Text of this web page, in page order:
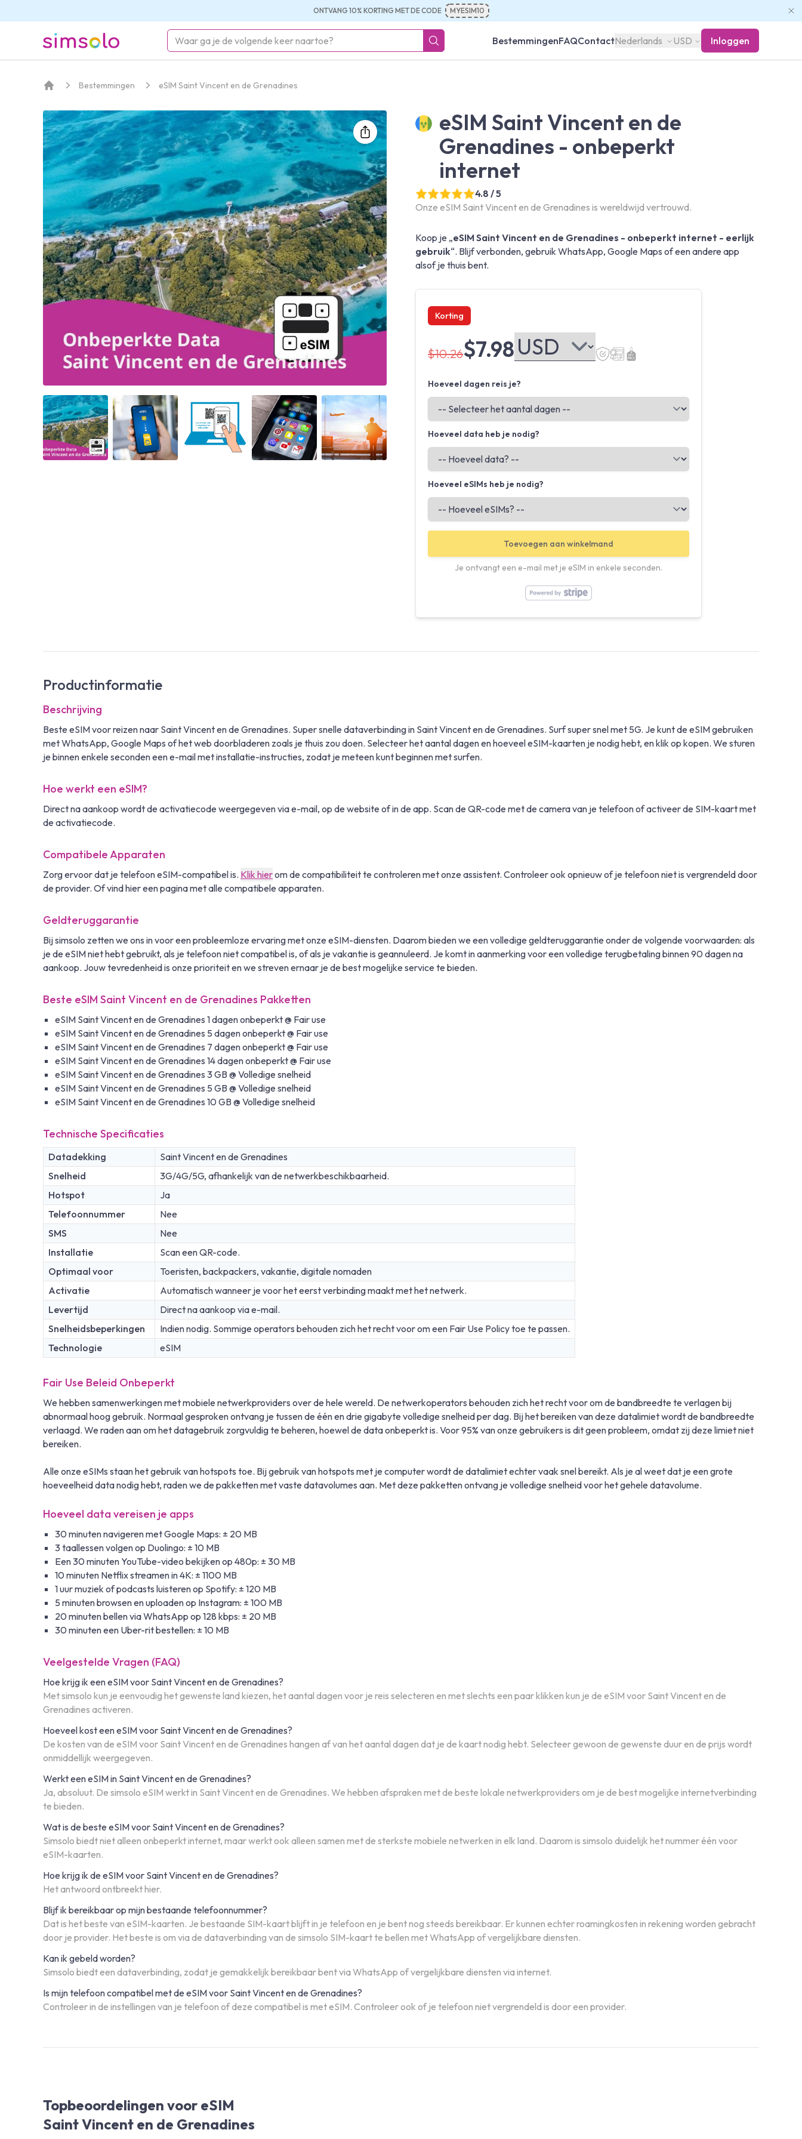
ONTVANG 10% KORTING MET DE CODE MYESIM10
simsolo BestemmingenFAQContactNederlands USD Inloggen
Bestemmingen eSIM Saint Vincent en de Grenadines
Angled view Angled view Angled view Angled view Angled view
eSIM Saint Vincent en de
Grenadines - onbeperkt
internet
4.8 / 5
Onze eSIM Saint Vincent en de Grenadines is wereldwijd vertrouwd.
Koop je „eSIM Saint Vincent en de Grenadines - onbeperkt internet - eerlijk
gebruik“. Blijf verbonden, gebruik WhatsApp, Google Maps of een andere app
alsof je thuis bent.
Korting
$10.26$7.98
Hoeveel dagen reis je?
Hoeveel data heb je nodig?
Hoeveel eSIMs heb je nodig?
Toevoegen aan winkelmand
Je ontvangt een e-mail met je eSIM in enkele seconden.
Productinformatie
Beschrijving
Beste eSIM voor reizen naar Saint Vincent en de Grenadines. Super snelle dataverbinding in Saint Vincent en de Grenadines. Surf super snel met 5G. Je kunt de eSIM gebruiken
met WhatsApp, Google Maps of het web doorbladeren zoals je thuis zou doen. Selecteer het aantal dagen en hoeveel eSIM-kaarten je nodig hebt, en klik op kopen. We sturen
je binnen enkele seconden een e-mail met installatie-instructies, zodat je meteen kunt beginnen met surfen.
Hoe werkt een eSIM?
Direct na aankoop wordt de activatiecode weergegeven via e-mail, op de website of in de app. Scan de QR-code met de camera van je telefoon of activeer de SIM-kaart met
de activatiecode.
Compatibele Apparaten
Zorg ervoor dat je telefoon eSIM-compatibel is. Klik hierom de compatibiliteit te controleren met onze assistent. Controleer ook opnieuw of je telefoon niet is vergrendeld door
de provider. Of vind hier een pagina met alle compatibele apparaten.
Geldteruggarantie
Bij simsolo zetten we ons in voor een probleemloze ervaring met onze eSIM-diensten. Daarom bieden we een volledige geldteruggarantie onder de volgende voorwaarden: als
je de eSIM niet hebt gebruikt, als je telefoon niet compatibel is, of als je vakantie is geannuleerd. Je komt in aanmerking voor een volledige terugbetaling binnen 90 dagen na
aankoop. Jouw tevredenheid is onze prioriteit en we streven ernaar je de best mogelijke service te bieden.
Beste eSIM Saint Vincent en de Grenadines Pakketten
eSIM Saint Vincent en de Grenadines 1 dagen onbeperkt @ Fair use
eSIM Saint Vincent en de Grenadines 5 dagen onbeperkt @ Fair use
eSIM Saint Vincent en de Grenadines 7 dagen onbeperkt @ Fair use
eSIM Saint Vincent en de Grenadines 14 dagen onbeperkt @ Fair use
eSIM Saint Vincent en de Grenadines 3 GB @ Volledige snelheid
eSIM Saint Vincent en de Grenadines 5 GB @ Volledige snelheid
eSIM Saint Vincent en de Grenadines 10 GB @ Volledige snelheid
Technische Specificaties
Datadekking
Saint Vincent en de Grenadines
Snelheid
3G/4G/5G, afhankelijk van de netwerkbeschikbaarheid.
Hotspot
Ja
Telefoonnummer
Nee
SMS
Nee
Installatie
Scan een QR-code.
Optimaal voor
Toeristen, backpackers, vakantie, digitale nomaden
Activatie
Automatisch wanneer je voor het eerst verbinding maakt met het netwerk.
Levertijd
Direct na aankoop via e-mail.
Snelheidsbeperkingen
Indien nodig. Sommige operators behouden zich het recht voor om een Fair Use Policy toe te passen.
Technologie
eSIM
Fair Use Beleid Onbeperkt
We hebben samenwerkingen met mobiele netwerkproviders over de hele wereld. De netwerkoperators behouden zich het recht voor om de bandbreedte te verlagen bij
abnormaal hoog gebruik. Normaal gesproken ontvang je tussen de één en drie gigabyte volledige snelheid per dag. Bij het bereiken van deze datalimiet wordt de bandbreedte
verlaagd. We raden aan om het datagebruik zorgvuldig te beheren, hoewel de data onbeperkt is. Voor 95% van onze gebruikers is dit geen probleem, omdat zij deze limiet niet
bereiken.
Alle onze eSIMs staan het gebruik van hotspots toe. Bij gebruik van hotspots met je computer wordt de datalimiet echter vaak snel bereikt. Als je al weet dat je een grote
hoeveelheid data nodig hebt, raden we de pakketten met vaste datavolumes aan. Met deze pakketten ontvang je volledige snelheid voor het gehele datavolume.
Hoeveel data vereisen je apps
30 minuten navigeren met Google Maps: ± 20 MB
3 taallessen volgen op Duolingo: ± 10 MB
Een 30 minuten YouTube-video bekijken op 480p: ± 30 MB
10 minuten Netflix streamen in 4K: ± 1100 MB
1 uur muziek of podcasts luisteren op Spotify: ± 120 MB
5 minuten browsen en uploaden op Instagram: ± 100 MB
20 minuten bellen via WhatsApp op 128 kbps: ± 20 MB
30 minuten een Uber-rit bestellen: ± 10 MB
Veelgestelde Vragen (FAQ)
Hoe krijg ik een eSIM voor Saint Vincent en de Grenadines?
Met simsolo kun je eenvoudig het gewenste land kiezen, het aantal dagen voor je reis selecteren en met slechts een paar klikken kun je de eSIM voor Saint Vincent en de
Grenadines activeren.
Hoeveel kost een eSIM voor Saint Vincent en de Grenadines?
De kosten van de eSIM voor Saint Vincent en de Grenadines hangen af van het aantal dagen dat je de kaart nodig hebt. Selecteer gewoon de gewenste duur en de prijs wordt
onmiddellijk weergegeven.
Werkt een eSIM in Saint Vincent en de Grenadines?
Ja, absoluut. De simsolo eSIM werkt in Saint Vincent en de Grenadines. We hebben afspraken met de beste lokale netwerkproviders om je de best mogelijke internetverbinding
te bieden.
Wat is de beste eSIM voor Saint Vincent en de Grenadines?
Simsolo biedt niet alleen onbeperkt internet, maar werkt ook alleen samen met de sterkste mobiele netwerken in elk land. Daarom is simsolo duidelijk het nummer één voor
eSIM-kaarten.
Hoe krijg ik de eSIM voor Saint Vincent en de Grenadines?
Het antwoord ontbreekt hier.
Blijf ik bereikbaar op mijn bestaande telefoonnummer?
Dat is het beste van eSIM-kaarten. Je bestaande SIM-kaart blijft in je telefoon en je bent nog steeds bereikbaar. Er kunnen echter roamingkosten in rekening worden gebracht
door je provider. Het beste is om via de dataverbinding van de simsolo SIM-kaart te bellen met WhatsApp of vergelijkbare diensten.
Kan ik gebeld worden?
Simsolo biedt een dataverbinding, zodat je gemakkelijk bereikbaar bent via WhatsApp of vergelijkbare diensten via internet.
Is mijn telefoon compatibel met de eSIM voor Saint Vincent en de Grenadines?
Controleer in de instellingen van je telefoon of deze compatibel is met eSIM. Controleer ook of je telefoon niet vergrendeld is door een provider.
Topbeoordelingen voor eSIM
Saint Vincent en de Grenadines